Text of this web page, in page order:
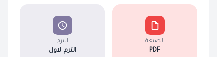
الصيغة
PDF
الترم
الترم الاول